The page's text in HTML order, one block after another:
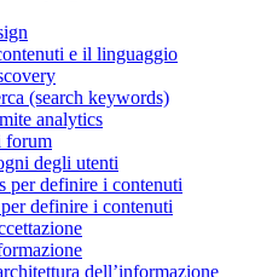
e il linguaggio
(search keywords)
analytics
forum
degli utenti
per definire i contenuti
definire i contenuti
dell’informazione